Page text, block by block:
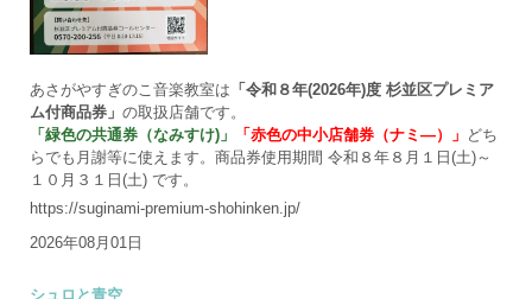
あさがやすぎのこ音楽教室は 「令和８年(2026年)度 杉並区プレミア
ム付商品券」 の取扱店舗です。
「緑色の共通券（なみすけ)」
「赤色の中小店舗券（ナミ―）」 どち
らでも月謝等に使えます。商品券使用期間 令和８年８月１日(土)～
１０月３１日(土) です。
https://suginami-premium-shohinken.jp/
2026年08月01日
シュロと青空